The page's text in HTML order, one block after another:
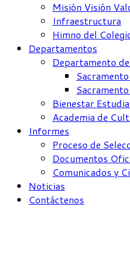
Misión Visión
Infraestructura
Himno del
Departamentos
Departamento
Bienestar
Academia de
Informes
Proceso de
Documentos
Comunicados y
Noticias
Contáctenos